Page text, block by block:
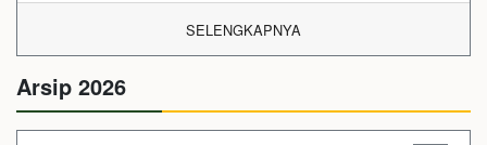
SELENGKAPNYA
Arsip 2026